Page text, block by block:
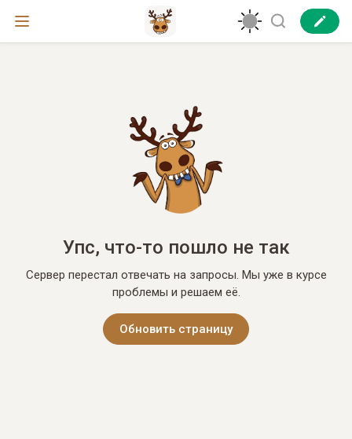
Упс, что-то пошло не так
Сервер перестал отвечать на запросы. Мы уже в курсе
проблемы и решаем её.
Обновить страницу